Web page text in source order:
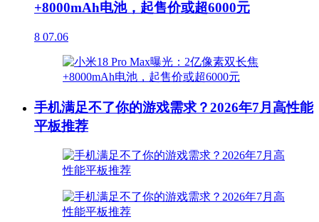
+8000mAh电池，起售价或超6000元
8 07.06
手机满足不了你的游戏需求？2026年7月高性能
平板推荐